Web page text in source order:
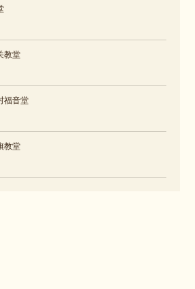
教堂
福音堂
教堂